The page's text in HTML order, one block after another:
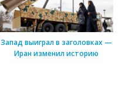
Запад выиграл в заголовках —
Иран изменил историю